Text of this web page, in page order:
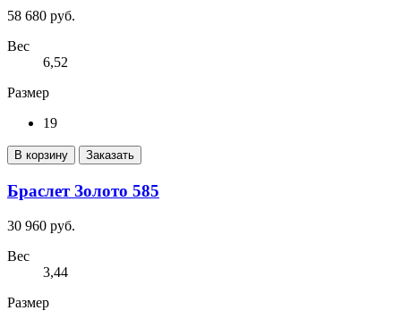
58 680 руб.
Вес
6,52
Размер
19
В корзину Заказать
Браслет Золото 585
30 960 руб.
Вес
3,44
Размер